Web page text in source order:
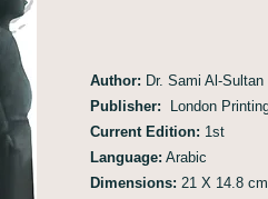
Author: Dr. Sami Al-Sultan
Publisher: London
Current Edition: 1st
Language: Arabic
Dimensions: 21 X 14.8 cm